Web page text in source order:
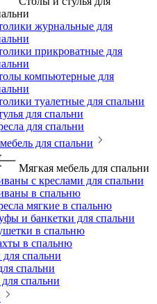
журнальные для
прикроватные для
компьютерные для
туалетные для спальни
для спальни
для спальни
для спальни
Мягкая мебель для спальни
с креслами для спальни
в спальню
мягкие в спальню
и банкетки для спальни
в спальню
в спальню
спальни
спальни
для спальни